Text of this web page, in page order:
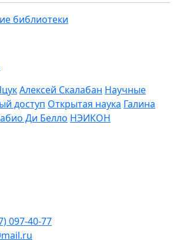
библиотеки
Алексей Скалабан Научные
доступ Открытая наука Галина
Ди Белло НЭИКОН
097-40-77